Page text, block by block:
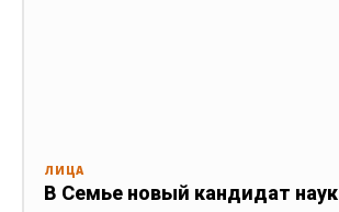
ЛИЦА
В Семье новый кандидат наук